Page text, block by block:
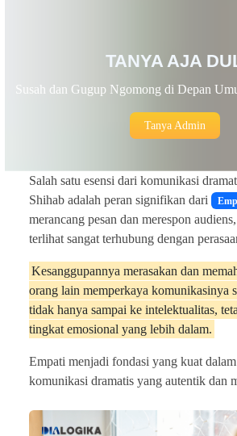
TANYA AJA
Susah dan Gugup Ngomong di Depan
Tanya Admin
Salah satu esensi dari komunikasi
Shihab adalah peran signifikan dari
merancang pesan dan merespon
terlihat sangat terhubung dengan
Kesanggupannya merasakan dan
orang lain memperkaya komunikasinya
tidak hanya sampai ke intelektualitas,
tingkat emosional yang lebih dalam.
Empati menjadi fondasi yang kuat
komunikasi dramatis yang autentik dan